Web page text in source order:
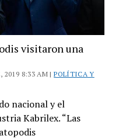
visitaron una
2019 8:33 AM |POLÍTICA Y
nacional y el
Kabrilex. “Las